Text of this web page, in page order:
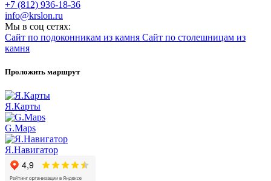
+7 (812) 936-18-36
info@krslon.ru
Мы в соц сетях:
Сайт по подоконникам из камня Сайт по столешницам из
камня
Проложить маршрут
Я.Карты
G.Maps
Я.Навигатор